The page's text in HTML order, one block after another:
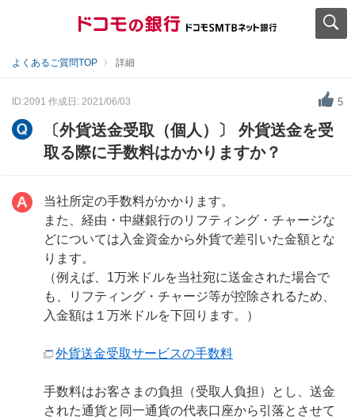
よくあるご質問TOP 詳細
ID:2091 作成日: 2021/06/03 5
〔外貨送金受取（個人）〕 外貨送金を受
取る際に手数料はかかりますか？
当社所定の手数料がかかります。
また、経由・中継銀行のリフティング・チャージな
どについては入金資金から外貨で差引いた金額とな
ります。
（例えば、1万米ドルを当社宛に送金された場合で
も、リフティング・チャージ等が控除されるため、
入金額は１万米ドルを下回ります。）
外貨送金受取サービスの手数料
手数料はお客さまの負担（受取人負担）とし、送金
された通貨と同一通貨の代表口座から引落とさせて